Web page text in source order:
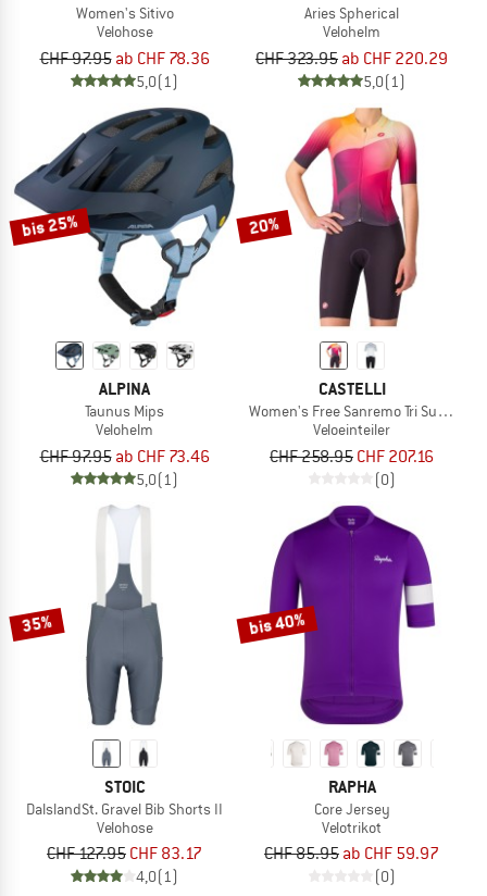
Women's Sitivo
Velohose
CHF 97.95 ab CHF 78.36
5,0(1)
Aries Spherical
Velohelm
CHF 323.95 ab CHF 220.29
5,0(1)
bis 25%
ALPINA
Taunus Mips
Velohelm
CHF 97.95 ab CHF 73.46
5,0(1)
20%
CASTELLI
Women's Free Sanremo Tri Suit S/S
Veloeinteiler
CHF 258.95 CHF 207.16
(0)
35%
STOIC
DalslandSt. Gravel Bib Shorts II
Velohose
CHF 127.95 CHF 83.17
4,0(1)
bis 40%
RAPHA
Core Jersey
Velotrikot
CHF 85.95 ab CHF 59.97
(0)